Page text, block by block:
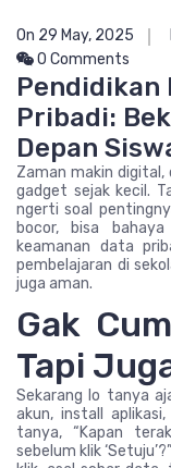
On 29 May, 2025
0 Comments
Pendidikan
Pribadi:
Depan
Zaman makin digital,
gadget sejak kecil.
ngerti soal
bocor, bisa
keamanan data
pembelajaran di
juga aman.
Gak
Tapi
Sekarang lo tanya
akun, install
tanya, “Kapan
sebelum klik